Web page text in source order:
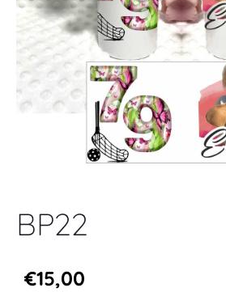
BP22
€15,00